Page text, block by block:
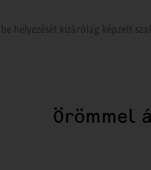
helyezését kizárólag képzett
Örömmel